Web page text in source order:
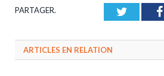
PARTAGER. Twitter
ARTICLES EN RELATION